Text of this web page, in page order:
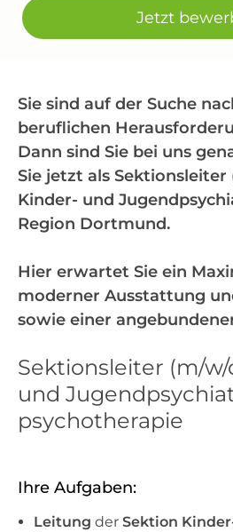
Jetzt
Sie sind auf der Suche
beruflichen
Dann sind Sie bei uns
Sie jetzt als Sektionsleiter
Kinder- und
Region Dortmund.
Hier erwartet Sie ein
moderner Ausstattung
sowie einer
Sektionsleiter (m/
und
psychotherapie
Ihre Aufgaben:
Leitung der Sektion